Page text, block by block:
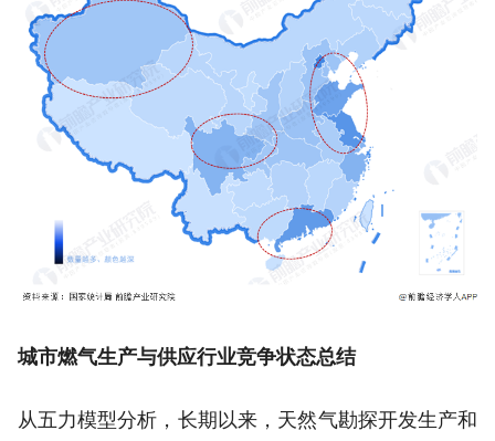
城市燃气生产与供应行业竞争状态总结
从五力模型分析，长期以来，天然气勘探开发生产和